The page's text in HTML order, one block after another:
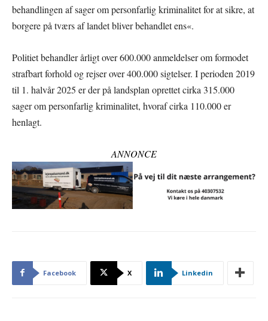
behandlingen af sager om personfarlig kriminalitet for at sikre, at
borgere på tværs af landet bliver behandlet ens«.
Politiet behandler årligt over 600.000 anmeldelser om formodet
strafbart forhold og rejser over 400.000 sigtelser. I perioden 2019
til 1. halvår 2025 er der på landsplan oprettet cirka 315.000
sager om personfarlig kriminalitet, hvoraf cirka 110.000 er
henlagt.
ANNONCE
Facebook X Linkedin